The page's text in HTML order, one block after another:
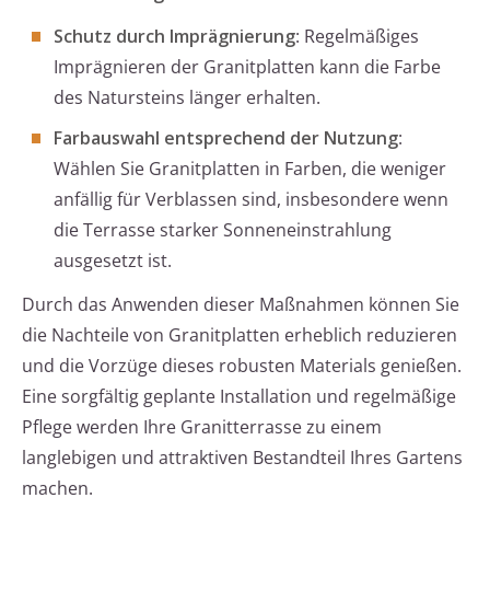
Schutz durch Imprägnierung: Regelmäßiges
Imprägnieren der Granitplatten kann die Farbe
des Natursteins länger erhalten.
Farbauswahl entsprechend der Nutzung:
Wählen Sie Granitplatten in Farben, die weniger
anfällig für Verblassen sind, insbesondere wenn
die Terrasse starker Sonneneinstrahlung
ausgesetzt ist.
Durch das Anwenden dieser Maßnahmen können Sie
die Nachteile von Granitplatten erheblich reduzieren
und die Vorzüge dieses robusten Materials genießen.
Eine sorgfältig geplante Installation und regelmäßige
Pflege werden Ihre Granitterrasse zu einem
langlebigen und attraktiven Bestandteil Ihres Gartens
machen.